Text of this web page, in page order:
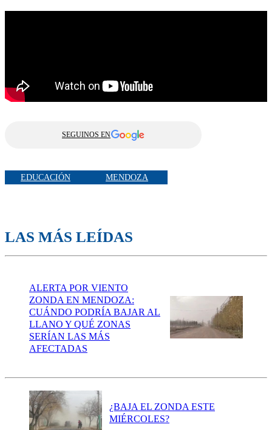
SEGUINOS EN
EDUCACIÓN MENDOZA
LAS MÁS LEÍDAS
ALERTA POR VIENTO
ZONDA EN MENDOZA:
CUÁNDO PODRÍA BAJAR AL
LLANO Y QUÉ ZONAS
SERÍAN LAS MÁS
AFECTADAS
¿BAJA EL ZONDA ESTE
MIÉRCOLES?